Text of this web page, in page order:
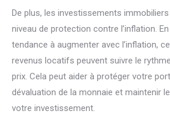
De plus, les investissements
niveau de protection contre l’inflation.
tendance à augmenter avec l’inflation,
revenus locatifs peuvent suivre le
prix. Cela peut aider à protéger votre
dévaluation de la monnaie et maintenir
votre investissement.